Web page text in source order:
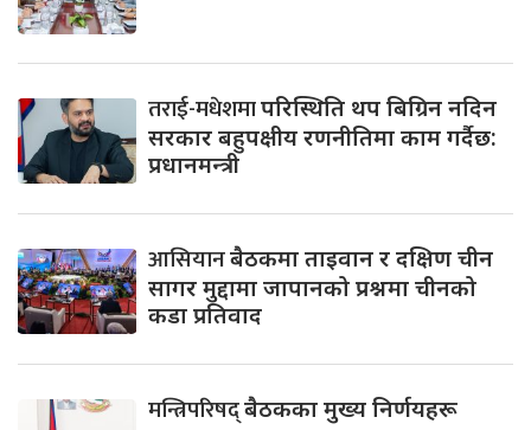
तराई-मधेशमापरिस्थिति थप बिग्रिन नदिन
सरकार बहुपक्षीय रणनीतिमा काम गर्दैछ:
प्रधानमन्त्री
आसियानबैठकमा ताइवान र दक्षिण चीन
सागर मुद्दामा जापानको प्रश्नमा चीनको
कडा प्रतिवाद
मन्त्रिपरिषद्बैठकका मुख्य निर्णयहरू